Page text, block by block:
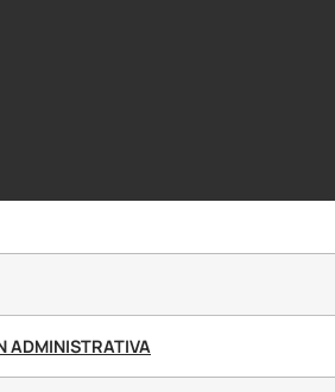
ADMINISTRATIVA